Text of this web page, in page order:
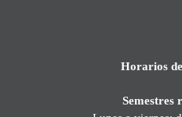
Horarios
Semestres